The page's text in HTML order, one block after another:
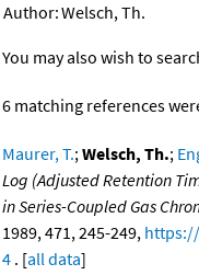
Author:Welsch, Th.
You may also wish to
6 matching references
Maurer, T.;Welsch, Th.;
Log (Adjusted Retention
in Series-Coupled Gas
1989, 471, 245-249,
4 . [all data]